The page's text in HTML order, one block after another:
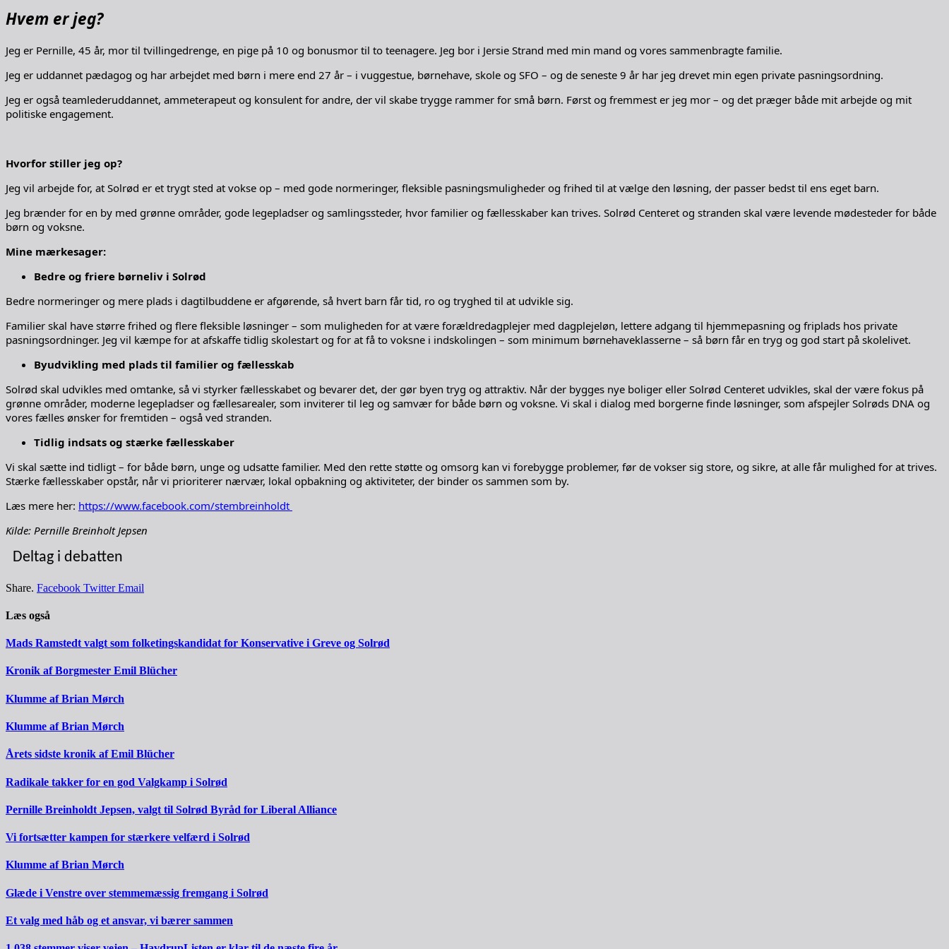
Hvem er jeg?
Jeg er Pernille, 45 år, mor til tvillingedrenge, en pige på 10 og bonusmor til to teenagere. Jeg bor i Jersie Strand med min mand og vores sammenbragte familie.
Jeg er uddannet pædagog og har arbejdet med børn i mere end 27 år – i vuggestue, børnehave, skole og SFO – og de seneste 9 år har jeg drevet min egen private pasningsordning.
Jeg er også teamlederuddannet, ammeterapeut og konsulent for andre, der vil skabe trygge rammer for små børn. Først og fremmest er jeg mor – og det præger både mit arbejde og mit
politiske engagement.
Hvorfor stiller jeg op?
Jeg vil arbejde for, at Solrød er et trygt sted at vokse op – med gode normeringer, fleksible pasningsmuligheder og frihed til at vælge den løsning, der passer bedst til ens eget barn.
Jeg brænder for en by med grønne områder, gode legepladser og samlingssteder, hvor familier og fællesskaber kan trives. Solrød Centeret og stranden skal være levende mødesteder for både
børn og voksne.
Mine mærkesager:
Bedre og friere børneliv i Solrød
Bedre normeringer og mere plads i dagtilbuddene er afgørende, så hvert barn får tid, ro og tryghed til at udvikle sig.
Familier skal have større frihed og flere fleksible løsninger – som muligheden for at være forældredagplejer med dagplejeløn, lettere adgang til hjemmepasning og friplads hos private
pasningsordninger. Jeg vil kæmpe for at afskaffe tidlig skolestart og for at få to voksne i indskolingen – som minimum børnehaveklasserne – så børn får en tryg og god start på skolelivet.
Byudvikling med plads til familier og fællesskab
Solrød skal udvikles med omtanke, så vi styrker fællesskabet og bevarer det, der gør byen tryg og attraktiv. Når der bygges nye boliger eller Solrød Centeret udvikles, skal der være fokus på
grønne områder, moderne legepladser og fællesarealer, som inviterer til leg og samvær for både børn og voksne. Vi skal i dialog med borgerne finde løsninger, som afspejler Solrøds DNA og
vores fælles ønsker for fremtiden – også ved stranden.
Tidlig indsats og stærke fællesskaber
Vi skal sætte ind tidligt – for både børn, unge og udsatte familier. Med den rette støtte og omsorg kan vi forebygge problemer, før de vokser sig store, og sikre, at alle får mulighed for at trives.
Stærke fællesskaber opstår, når vi prioriterer nærvær, lokal opbakning og aktiviteter, der binder os sammen som by.
Læs mere her: https://www.facebook.com/stembreinholdt
Kilde: Pernille Breinholt Jepsen
Deltag i debatten
Share. Facebook Twitter Email
Læs også
Mads Ramstedt valgt som folketingskandidat for Konservative i Greve og Solrød
Kronik af Borgmester Emil Blücher
Klumme af Brian Mørch
Klumme af Brian Mørch
Årets sidste kronik af Emil Blücher
Radikale takker for en god Valgkamp i Solrød
Pernille Breinholdt Jepsen, valgt til Solrød Byråd for Liberal Alliance
Vi fortsætter kampen for stærkere velfærd i Solrød
Klumme af Brian Mørch
Glæde i Venstre over stemmemæssig fremgang i Solrød
Et valg med håb og et ansvar, vi bærer sammen